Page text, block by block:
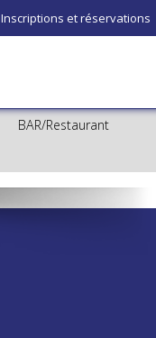
Inscriptions et réservations
BAR/Restaurant